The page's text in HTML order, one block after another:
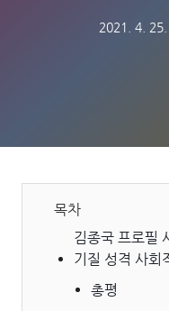
2021. 4.
목차
김종국 프로필
기질 성격 사회
총평